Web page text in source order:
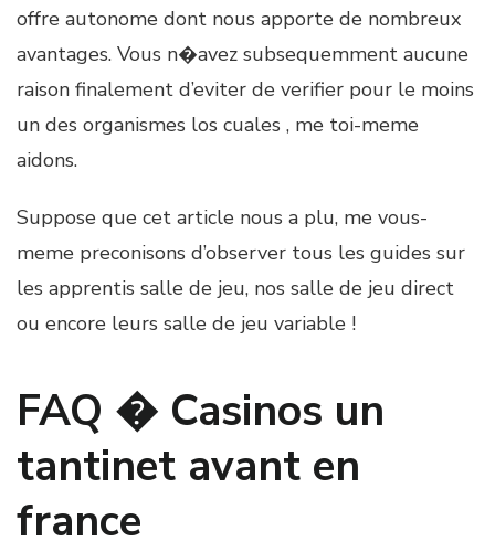
offre autonome dont nous apporte de nombreux
avantages. Vous n�avez subsequemment aucune
raison finalement d’eviter de verifier pour le moins
un des organismes los cuales , me toi-meme
aidons.
Suppose que cet article nous a plu, me vous-
meme preconisons d’observer tous les guides sur
les apprentis salle de jeu, nos salle de jeu direct
ou encore leurs salle de jeu variable !
FAQ � Casinos un
tantinet avant en
france